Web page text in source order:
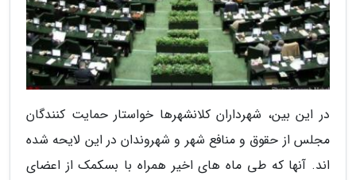
در این بین، شهرداران کلانشهرها خواستار حمایت کنندگان
مجلس از حقوق و منافع شهر و شهروندان در این لایحه شده
اند. آنها که طی ماه های اخیر همراه با بسکمک از اعضای